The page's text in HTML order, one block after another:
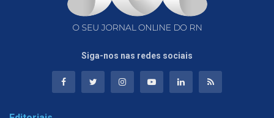
Siga-nos nas redes sociais